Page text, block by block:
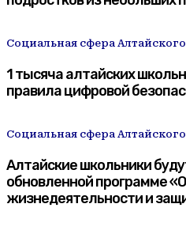
Социальная сфера
1 тысяча алтайских
правила цифровой
Социальная сфера
Алтайские школьники
обновленной программе
жизнедеятельности и